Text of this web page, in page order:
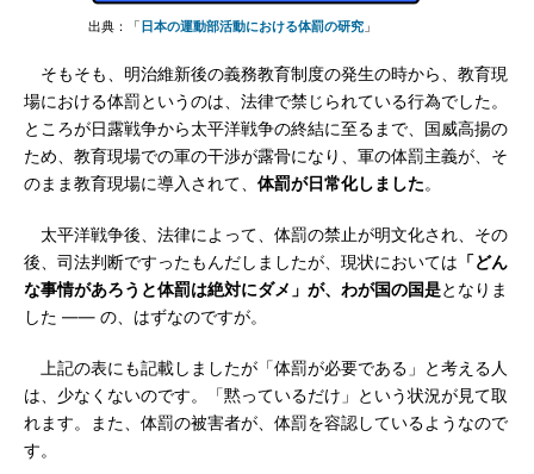
出典：「 日本の運動部活動における体罰の研究 」
そもそも、明治維新後の義務教育制度の発生の時から、教育現
場における体罰というのは、法律で禁じられている行為でした。
ところが日露戦争から太平洋戦争の終結に至るまで、国威高揚の
ため、教育現場での軍の干渉が露骨になり、軍の体罰主義が、そ
のまま教育現場に導入されて、 体罰が日常化しました。
太平洋戦争後、法律によって、体罰の禁止が明文化され、その
後、司法判断ですったもんだしましたが、現状においては 「どん
な事情があろうと体罰は絶対にダメ」が、わが国の国是となりま
した ―― の、はずなのですが。
上記の表にも記載しましたが「体罰が必要である」と考える人
は、少なくないのです。「黙っているだけ」という状況が見て取
れます。また、体罰の被害者が、体罰を容認しているようなので
す。